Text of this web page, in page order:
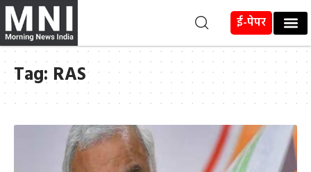
ई-पेपर
Tag: RAS